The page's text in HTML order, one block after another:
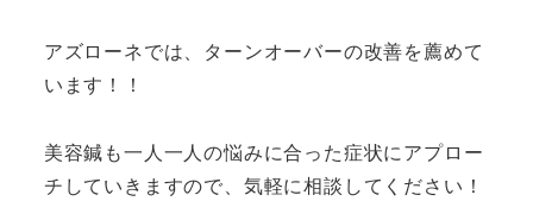
アズローネでは、ターンオーバーの改善を薦めて
います！！
美容鍼も一人一人の悩みに合った症状にアプロー
チしていきますので、気軽に相談してください！